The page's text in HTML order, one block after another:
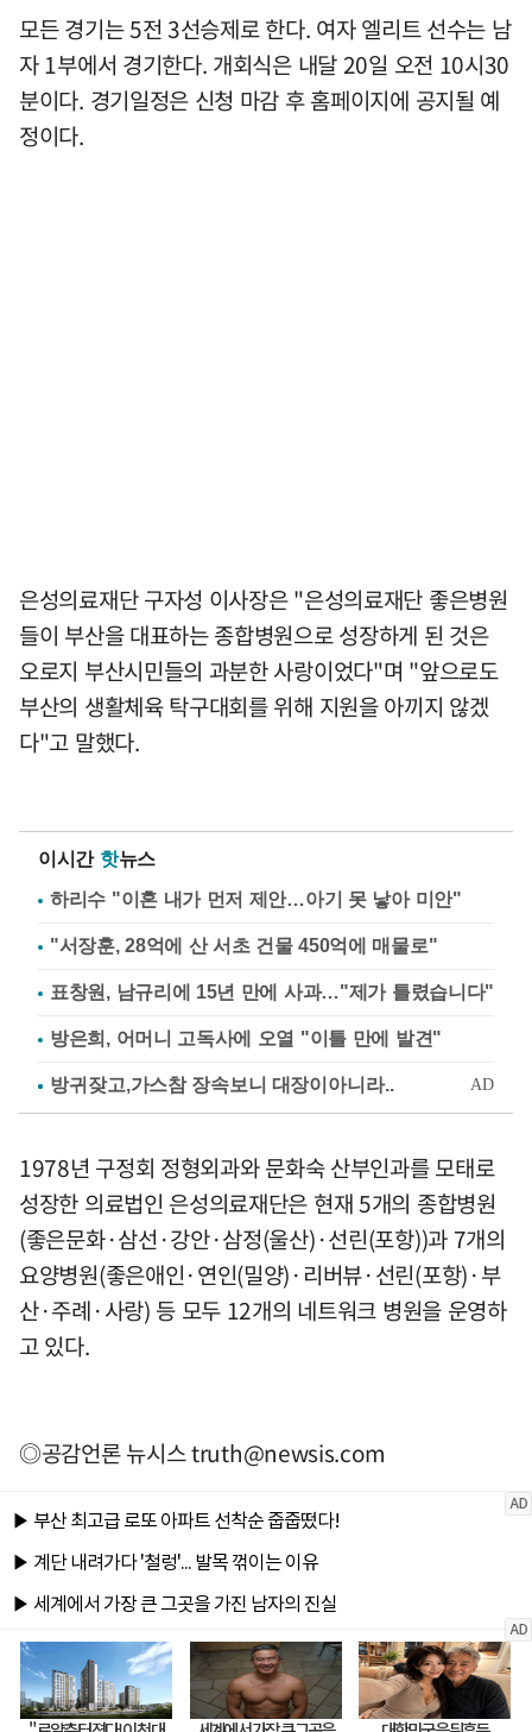
모든 경기는 5전 3선승제로 한다. 여자 엘리트 선수는 남
자 1부에서 경기한다. 개회식은 내달 20일 오전 10시30
분이다. 경기일정은 신청 마감 후 홈페이지에 공지될 예
정이다.
은성의료재단 구자성 이사장은 "은성의료재단 좋은병원
들이 부산을 대표하는 종합병원으로 성장하게 된 것은
오로지 부산시민들의 과분한 사랑이었다"며 "앞으로도
부산의 생활체육 탁구대회를 위해 지원을 아끼지 않겠
다"고 말했다.
이시간 핫뉴스
하리수 "이혼 내가 먼저 제안…아기 못 낳아 미안"
"서장훈, 28억에 산 서초 건물 450억에 매물로"
표창원, 남규리에 15년 만에 사과…"제가 틀렸습니다"
방은희, 어머니 고독사에 오열 "이틀 만에 발견"
1978년 구정회 정형외과와 문화숙 산부인과를 모태로
성장한 의료법인 은성의료재단은 현재 5개의 종합병원
(좋은문화·삼선·강안·삼정(울산)·선린(포항))과 7개의
요양병원(좋은애인·연인(밀양)·리버뷰·선린(포항)·부
산·주례·사랑) 등 모두 12개의 네트워크 병원을 운영하
고 있다.
◎공감언론 뉴시스truth@newsis.com